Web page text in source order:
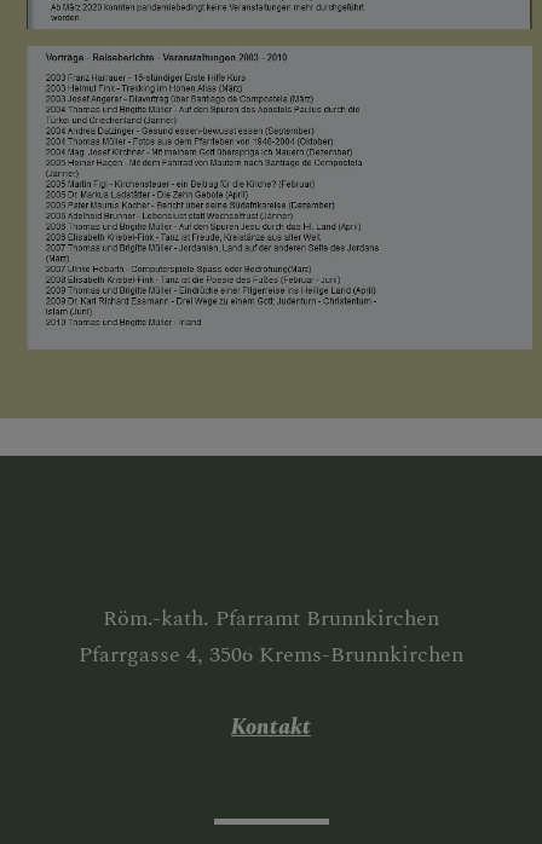
Röm.-kath. Pfarramt Brunnkirchen
Pfarrgasse 4, 3506 Krems-Brunnkirchen
Kontakt